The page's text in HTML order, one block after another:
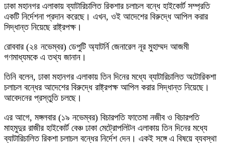
ঢাকা মহানগর এলাকায় ব্যাটারিচালিত রিকশার চলাচল বন্ধে হাইকোর্ট সম্প্রতি
একটি নির্দেশনা প্রদান করেছে। এখন, ওই আদেশের বিরুদ্ধে আপিল করার
সিদ্ধান্ত নিয়েছে রাষ্ট্রপক্ষ।
রোববার (২৪ নভেম্বর) ডেপুটি অ্যাটর্নি জেনারেল নূর মুহাম্মদ আজমী
গণমাধ্যমকে এ তথ্য জানান।
তিনি বলেন, ঢাকা মহানগর এলাকায় তিন দিনের মধ্যে ব্যাটারিচালিত অটোরিকশা
চলাচল বন্ধের আদেশের বিরুদ্ধে রাষ্ট্রপক্ষ আপিল করার সিদ্ধান্ত নিয়েছে।
আবেদনের প্রস্তুতি চলছে।
এর আগে, মঙ্গলবার (১৯ নভেম্বর) বিচারপতি ফাতেমা নজীব ও বিচারপতি
মাহমুদুর রাজীর হাইকোর্ট বেঞ্চ ঢাকা মেট্রোপলিটন এলাকায় তিন দিনের মধ্যে
ব্যাটারিচালিত রিকশা চলাচল বন্ধের নির্দেশ দেন। একই সঙ্গে এ বিষয়ে ব্যবস্থা